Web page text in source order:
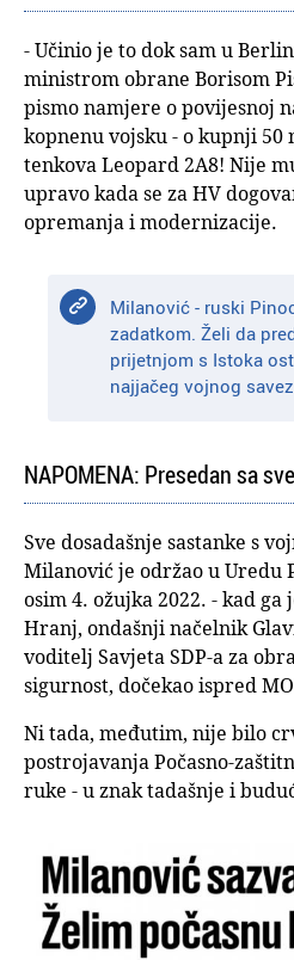
- Učinio je to dok sam u
ministrom obrane Borisom
pismo namjere o povijesnoj
kopnenu vojsku - o kupnji
tenkova Leopard 2A8! Nije
upravo kada se za HV
opremanja i modernizacije.
Milanović - ruski
zadatkom. Želi da
prijetnjom s Istoka
najjačeg vojnog
NAPOMENA: Presedan sa
Sve dosadašnje sastanke s
Milanović je održao u Uredu
osim 4. ožujka 2022. - kad
Hranj, ondašnji načelnik
voditelj Savjeta SDP-a za
sigurnost, dočekao ispred
Ni tada, međutim, nije bilo
postrojavanja Počasno-
ruke - u znak tadašnje i